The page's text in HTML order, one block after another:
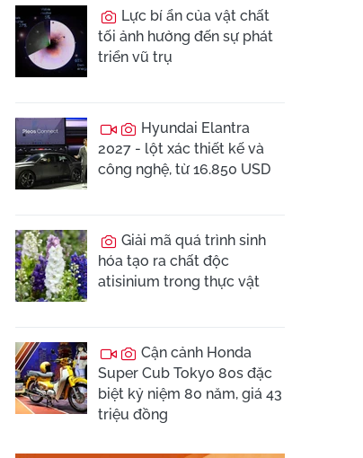
Lực bí ẩn của vật chất
tối ảnh hưởng đến sự phát
triển vũ trụ
Hyundai Elantra
2027 - lột xác thiết kế và
công nghệ, từ 16.850 USD
Giải mã quá trình sinh
hóa tạo ra chất độc
atisinium trong thực vật
Cận cảnh Honda
Super Cub Tokyo 80s đặc
biệt kỷ niệm 80 năm, giá 43
triệu đồng